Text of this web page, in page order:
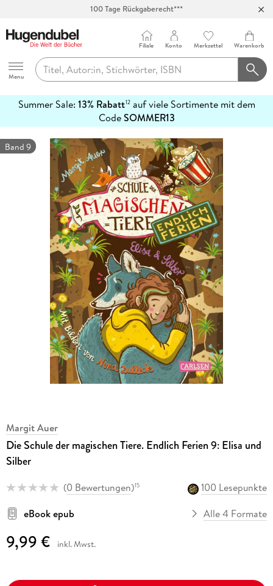
100 Tage Rückgaberecht***
Hugendubel
Menu
Filiale Konto Merkzettel Warenkorb
Summer Sale: 13% Rabatt12auf viele Sortimente mit dem
CodeSOMMER13
erfahren
Band 9
Margit Auer
Die Schule der magischen Tiere. Endlich Ferien 9: Elisa und
Silber
(0 Bewertungen)15
100 Lesepunkte
eBook epub
Alle 4 Formate
9,99 € inkl. Mwst.